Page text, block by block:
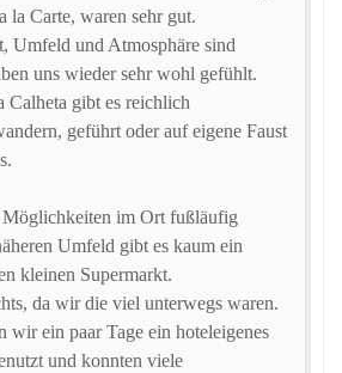
la Carte, waren sehr gut.
Umfeld und Atmosphäre sind
uns wieder sehr wohl gefühlt.
Calheta gibt es reichlich
geführt oder auf eigene Faust
im Ort fußläufig
Umfeld gibt es kaum ein
kleinen Supermarkt.
da wir die viel unterwegs waren.
wir ein paar Tage ein hoteleigenes
und konnten viele